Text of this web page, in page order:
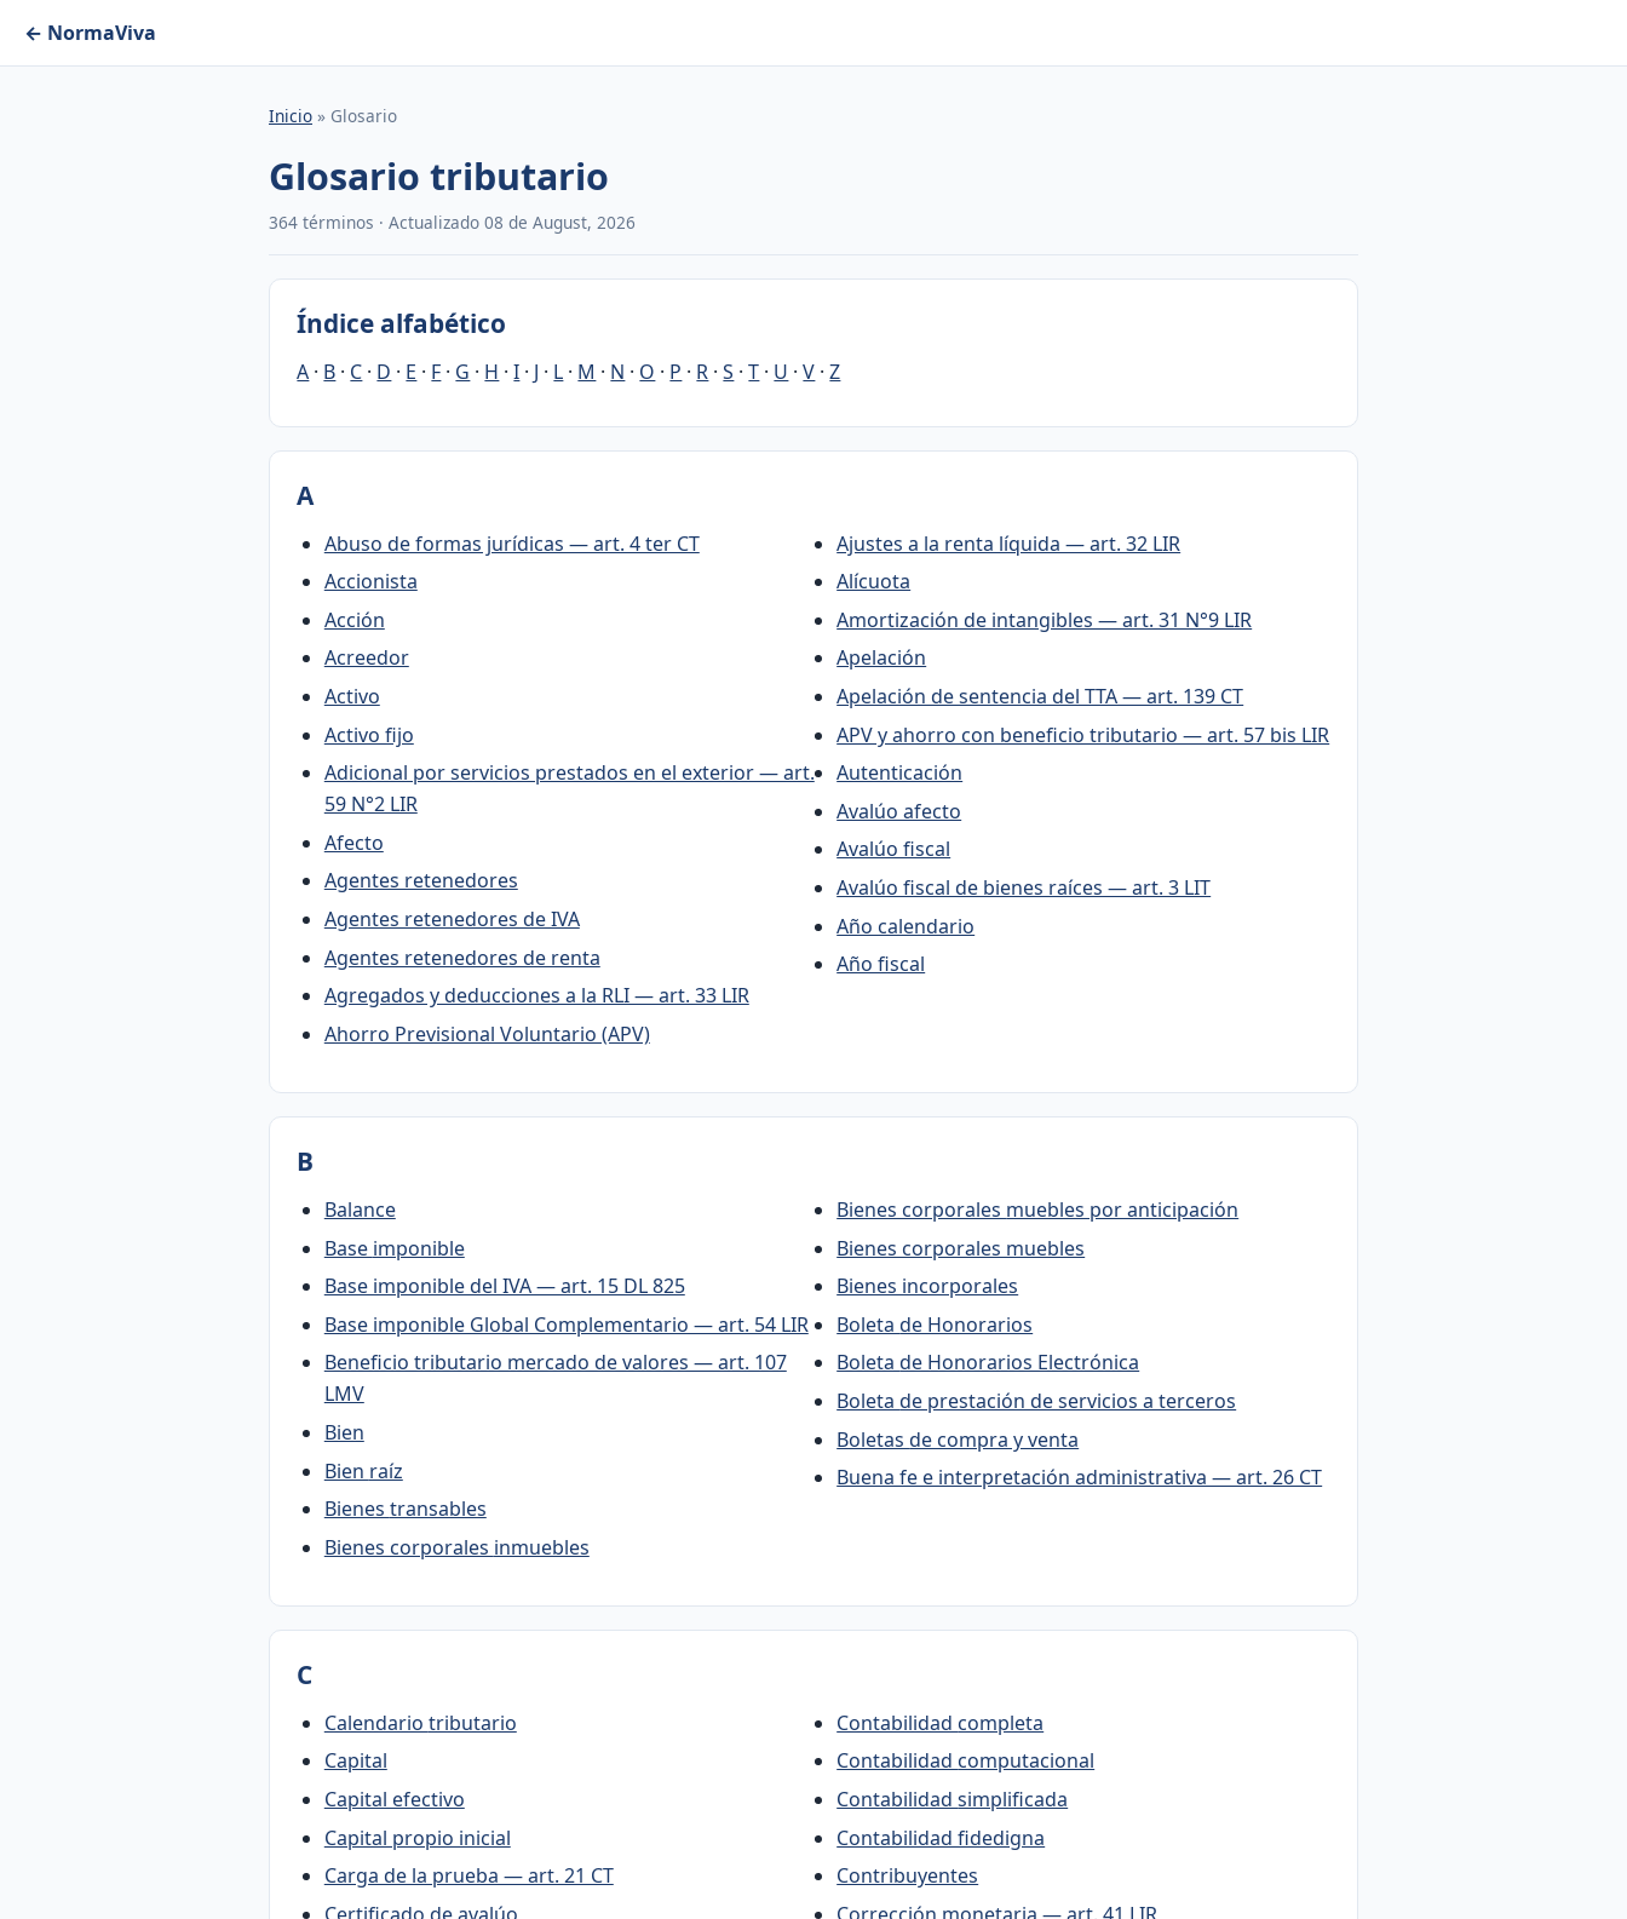
← NormaViva
Inicio » Glosario
Glosario tributario
364 términos · Actualizado 08 de August, 2026
Índice alfabético
A · B · C · D · E · F · G · H ·I · J · L · M · N · O · P · R ·S ·T · U ·V ·Z
A
Abuso de formas jurídicas — art. 4 ter CT
Accionista
Acción
Acreedor
Activo
Activo fijo
Adicional por servicios prestados en el exterior — art.
59 N°2 LIR
Afecto
Agentes retenedores
Agentes retenedores de IVA
Agentes retenedores de renta
Agregados y deducciones a la RLI — art. 33 LIR
Ahorro Previsional Voluntario (APV)
Ajustes a la renta líquida — art. 32 LIR
Alícuota
Amortización de intangibles — art. 31 N°9 LIR
Apelación
Apelación de sentencia del TTA — art. 139 CT
APV y ahorro con beneficio tributario — art. 57 bis LIR
Autenticación
Avalúo afecto
Avalúo fiscal
Avalúo fiscal de bienes raíces — art. 3 LIT
Año calendario
Año fiscal
B
Balance
Base imponible
Base imponible del IVA — art. 15 DL 825
Base imponible Global Complementario — art. 54 LIR
Beneficio tributario mercado de valores — art. 107
LMV
Bien
Bien raíz
Bienes transables
Bienes corporales inmuebles
Bienes corporales muebles por anticipación
Bienes corporales muebles
Bienes incorporales
Boleta de Honorarios
Boleta de Honorarios Electrónica
Boleta de prestación de servicios a terceros
Boletas de compra y venta
Buena fe e interpretación administrativa — art. 26 CT
C
Calendario tributario
Capital
Capital efectivo
Capital propio inicial
Carga de la prueba — art. 21 CT
Contabilidad completa
Contabilidad computacional
Contabilidad simplificada
Contabilidad fidedigna
Contribuyentes